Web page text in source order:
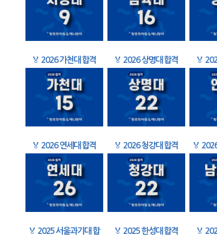
🏅 2026 가천대 합격 🏅 2026 상명대 합격 🏅
🏅 2026 연세대 합격 🏅 2026 청강대 합격 🏅
🏅 2025 서울과기대 합
🏅 2025 한성대 합격 🏅